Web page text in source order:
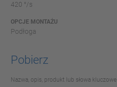
420 °/s
OPCJE MONTAŻU
Podłoga
Pobierz
Nazwa, opis, produkt lub słowa kluczowe